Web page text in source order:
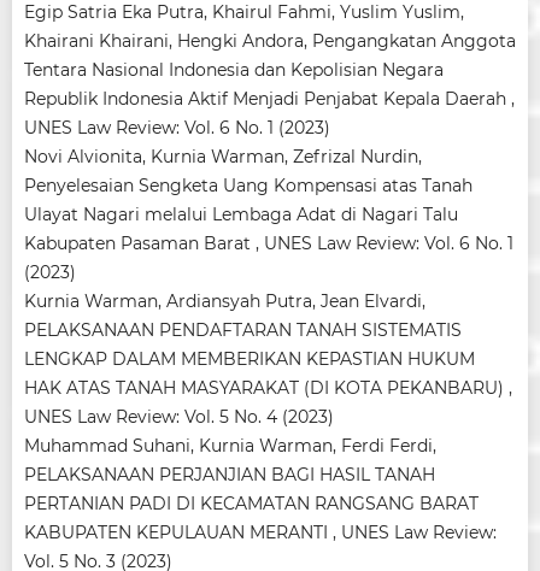
Egip Satria Eka Putra, Khairul Fahmi, Yuslim Yuslim,
Khairani Khairani, Hengki Andora, Pengangkatan Anggota
Tentara Nasional Indonesia dan Kepolisian Negara
Republik Indonesia Aktif Menjadi Penjabat Kepala Daerah ,
UNES Law Review: Vol. 6 No. 1 (2023)
Novi Alvionita, Kurnia Warman, Zefrizal Nurdin,
Penyelesaian Sengketa Uang Kompensasi atas Tanah
Ulayat Nagari melalui Lembaga Adat di Nagari Talu
Kabupaten Pasaman Barat , UNES Law Review: Vol. 6 No. 1
(2023)
Kurnia Warman, Ardiansyah Putra, Jean Elvardi,
PELAKSANAAN PENDAFTARAN TANAH SISTEMATIS
LENGKAP DALAM MEMBERIKAN KEPASTIAN HUKUM
HAK ATAS TANAH MASYARAKAT (DI KOTA PEKANBARU) ,
UNES Law Review: Vol. 5 No. 4 (2023)
Muhammad Suhani, Kurnia Warman, Ferdi Ferdi,
PELAKSANAAN PERJANJIAN BAGI HASIL TANAH
PERTANIAN PADI DI KECAMATAN RANGSANG BARAT
KABUPATEN KEPULAUAN MERANTI , UNES Law Review:
Vol. 5 No. 3 (2023)